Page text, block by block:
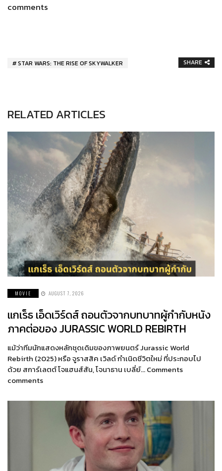
comments
STAR WARS: THE RISE OF SKYWALKER SHARE
RELATED ARTICLES
MOVIE AUGUST 7, 2026
แกเร็ธ เอ็ดเวิร์ดส์ ถอนตัวจากบทบาทผู้กำกับหนัง
ภาคต่อของ JURASSIC WORLD REBIRTH
แม้ว่าทีมนักแสดงหลักชุดเดิมของภาพยนตร์ Jurassic World
Rebirth (2025) หรือ จูราสสิค เวิลด์ กำเนิดชีวิตใหม่ ที่ประกอบไป
ด้วย สการ์เลตต์ โจแฮนส์สัน, โจนาธาน เบลี่ย์… Comments
comments